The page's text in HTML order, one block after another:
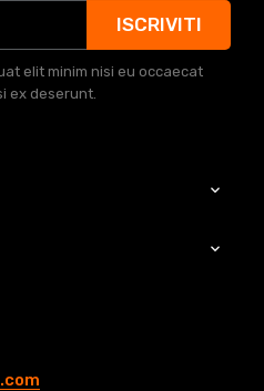
ISCRIVITI
elit minim nisi eu occaecat
ex deserunt.

